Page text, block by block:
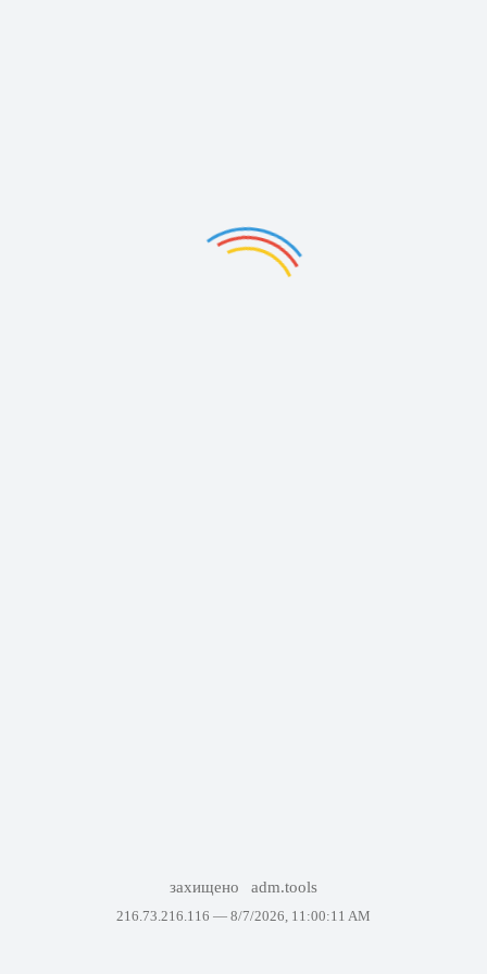
захищено adm.tools
216.73.216.116 — 8/7/2026, 11:00:11 AM